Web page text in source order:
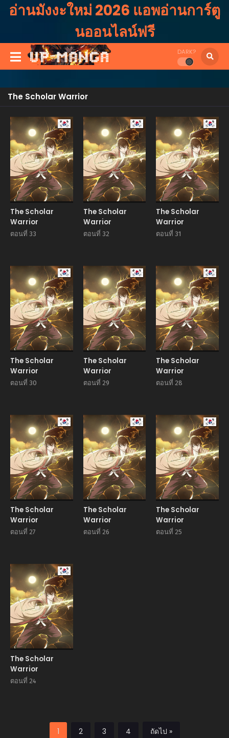
อ่านมังงะใหม่ 2026 แอพอ่านการ์ตู
นออนไลน์ฟรี
DARK?
The Scholar Warrior
Manhwa
The Scholar
Warrior
ตอนที่ 33
Manhwa
The Scholar
Warrior
ตอนที่ 32
The Scholar
Warrior
ตอนที่ 31
Manhwa
The Scholar
Warrior
ตอนที่ 30
Manhwa
The Scholar
Warrior
ตอนที่ 29
The Scholar
Warrior
ตอนที่ 28
Manhwa
The Scholar
Warrior
ตอนที่ 27
Manhwa
The Scholar
Warrior
ตอนที่ 26
The Scholar
Warrior
ตอนที่ 25
Manhwa
The Scholar
Warrior
ตอนที่ 24
1 2 3 4 ถัดไป »